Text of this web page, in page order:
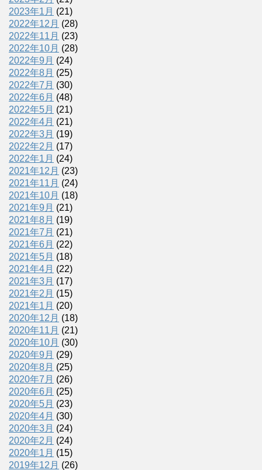
2023年1月 (21)
2022年12月 (28)
2022年11月 (23)
2022年10月 (28)
2022年9月 (24)
2022年8月 (25)
2022年7月 (30)
2022年6月 (48)
2022年5月 (21)
2022年4月 (21)
2022年3月 (19)
2022年2月 (17)
2022年1月 (24)
2021年12月 (23)
2021年11月 (24)
2021年10月 (18)
2021年9月 (21)
2021年8月 (19)
2021年7月 (21)
2021年6月 (22)
2021年5月 (18)
2021年4月 (22)
2021年3月 (17)
2021年2月 (15)
2021年1月 (20)
2020年12月 (18)
2020年11月 (21)
2020年10月 (30)
2020年9月 (29)
2020年8月 (25)
2020年7月 (26)
2020年6月 (25)
2020年5月 (23)
2020年4月 (30)
2020年3月 (24)
2020年2月 (24)
2020年1月 (15)
2019年12月 (26)